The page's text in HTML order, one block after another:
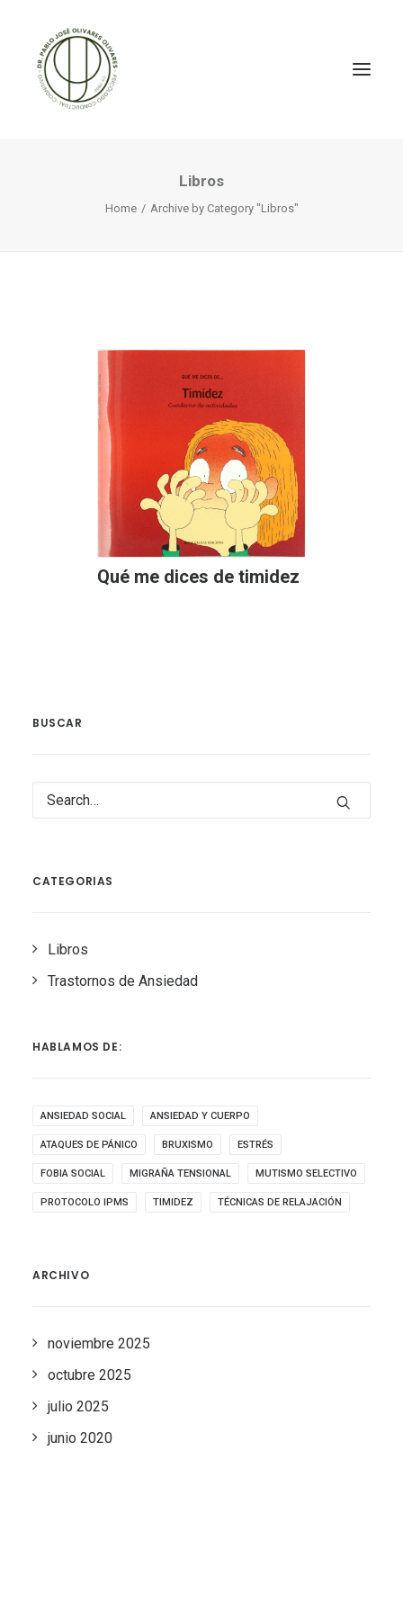
Libros
Home Archive by Category "Libros"
Qué me dices de timidez
BUSCAR
CATEGORIAS
Libros
Trastornos de Ansiedad
HABLAMOS DE:
ANSIEDAD SOCIAL ANSIEDAD Y CUERPO
ATAQUES DE PÁNICO BRUXISMO ESTRÉS
FOBIA SOCIAL MIGRAÑA TENSIONAL MUTISMO SELECTIVO
PROTOCOLO IPMS TIMIDEZ TÉCNICAS DE RELAJACIÓN
ARCHIVO
noviembre 2025
octubre 2025
julio 2025
junio 2020